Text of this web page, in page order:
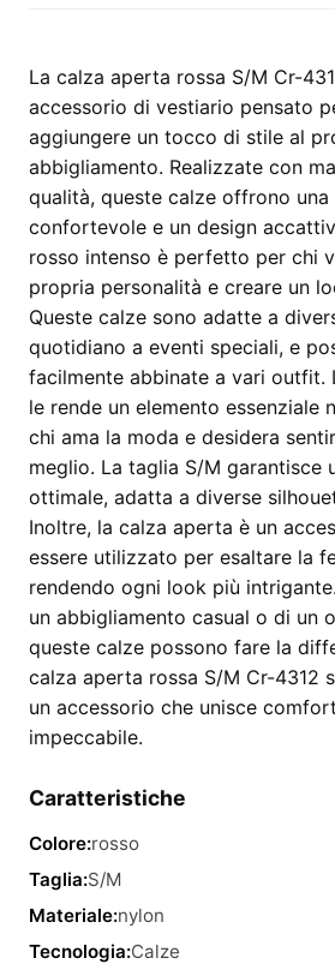
–
taglia
S/M
quantità
La calza aperta rossa S/M Cr-
accessorio di vestiario pensato
aggiungere un tocco di stile al
abbigliamento. Realizzate con
qualità, queste calze offrono
confortevole e un design
rosso intenso è perfetto per chi
propria personalità e creare un
Queste calze sono adatte a
quotidiano a eventi speciali, e
facilmente abbinate a vari outfit.
le rende un elemento essenziale
chi ama la moda e desidera
meglio. La taglia S/M garantisce
ottimale, adatta a diverse
Inoltre, la calza aperta è un
essere utilizzato per esaltare la
rendendo ogni look più
un abbigliamento casual o di un
queste calze possono fare la
calza aperta rossa S/M Cr-4312
un accessorio che unisce
impeccabile.
Caratteristiche
Colore:rosso
Taglia:S/M
Materiale:nylon
Tecnologia:Calze